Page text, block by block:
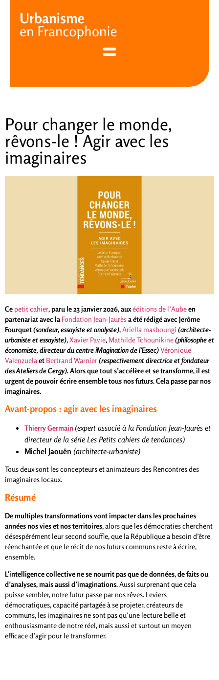
Pour changer le monde,
rêvons-le ! Agir avec les
imaginaires
Ce petit cahier, paru le 23 janvier 2026, auxéditions de l’Aubeen
partenariat avec la Fondation Jean-Jaurèsa été rédigé avec Jerôme
Fourquet(sondeur, essayiste et analyste),Ariella masboungi (architecte-
urbaniste et essayiste),Xavier Pavie, Mathilde Tchounikine(philosophe et
économiste, directeur du centre iMagination de l’Essec)Véronique
Valenzuela et Bertrand Warnier(respectivement directrice et fondateur
des Ateliers de Cergy).Alors que tout s’accélère et se transforme, il est
urgent de pouvoir écrire ensemble tous nos futurs. Cela passe par nos
imaginaires.
Avant-propos : agir avec les imaginaires
Thierry Germain (expert associé à la Fondation Jean-Jaurès et
directeur de la série Les Petits cahiers de tendances)
Michel Jaouën (architecte-urbaniste)
Tous deux sont les concepteurs et animateurs des Rencontres des
imaginaires locaux.
Résumé
De multiples transformations vont impacter dans les prochaines
années nos vies et nos territoires, alors que les démocraties cherchent
désespérément leur second souffle, que la République a besoin d’être
réenchantée et que le récit de nos futurs communs reste à écrire,
ensemble.
L’intelligence collective ne se nourrit pas que de données, de faits ou
d’analyses, mais aussi d’imaginations.Aussi surprenant que cela
puisse sembler, notre futur passe par nos rêves. Leviers
démocratiques, capacité partagée à se projeter, créateurs de
communs, les imaginaires ne sont pas qu’une lecture belle et
enthousiasmante de notre réel, mais aussi et surtout un moyen
efficace d’agir pour le transformer.